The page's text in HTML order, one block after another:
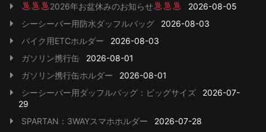
2026年お盆休みのお知らせ
2026-08-05
シーシーバー用防水ダッフルバッグ
2026-08-03
バイク用ETCホルダー
2026-08-03
ガソリン携行缶
2026-08-01
ガソリン携行缶ホルダー
2026-08-01
シーシーバー用ダッフルバッグ：ビッグサイズ
2026-07-
29
SPARTAN：3WAYスマホホルダー
2026-07-28